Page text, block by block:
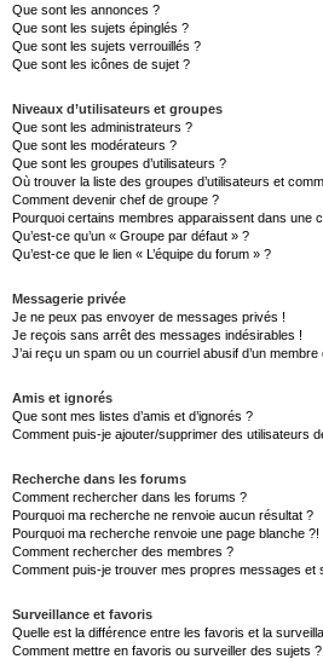
Que sont les annonces ?
Que sont les sujets épinglés ?
Que sont les sujets verrouillés ?
Que sont les icônes de sujet ?
Niveaux d’utilisateurs et groupes
Que sont les administrateurs ?
Que sont les modérateurs ?
Que sont les groupes d’utilisateurs ?
Où trouver la liste des groupes d’utilisateurs et
Comment devenir chef de groupe ?
Pourquoi certains membres apparaissent dans une
Qu’est-ce qu’un « Groupe par défaut » ?
Qu’est-ce que le lien « L’équipe du forum » ?
Messagerie privée
Je ne peux pas envoyer de messages privés !
Je reçois sans arrêt des messages indésirables !
J’ai reçu un spam ou un courriel abusif d’un
Amis et ignorés
Que sont mes listes d’amis et d’ignorés ?
Comment puis-je ajouter/supprimer des utilisateurs
Recherche dans les forums
Comment rechercher dans les forums ?
Pourquoi ma recherche ne renvoie aucun résultat ?
Pourquoi ma recherche renvoie une page blanche ?!
Comment rechercher des membres ?
Comment puis-je trouver mes propres messages et
Surveillance et favoris
Quelle est la différence entre les favoris et la
Comment mettre en favoris ou surveiller des sujets ?